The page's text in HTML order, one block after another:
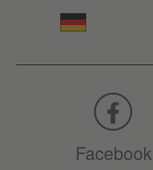
Facebook